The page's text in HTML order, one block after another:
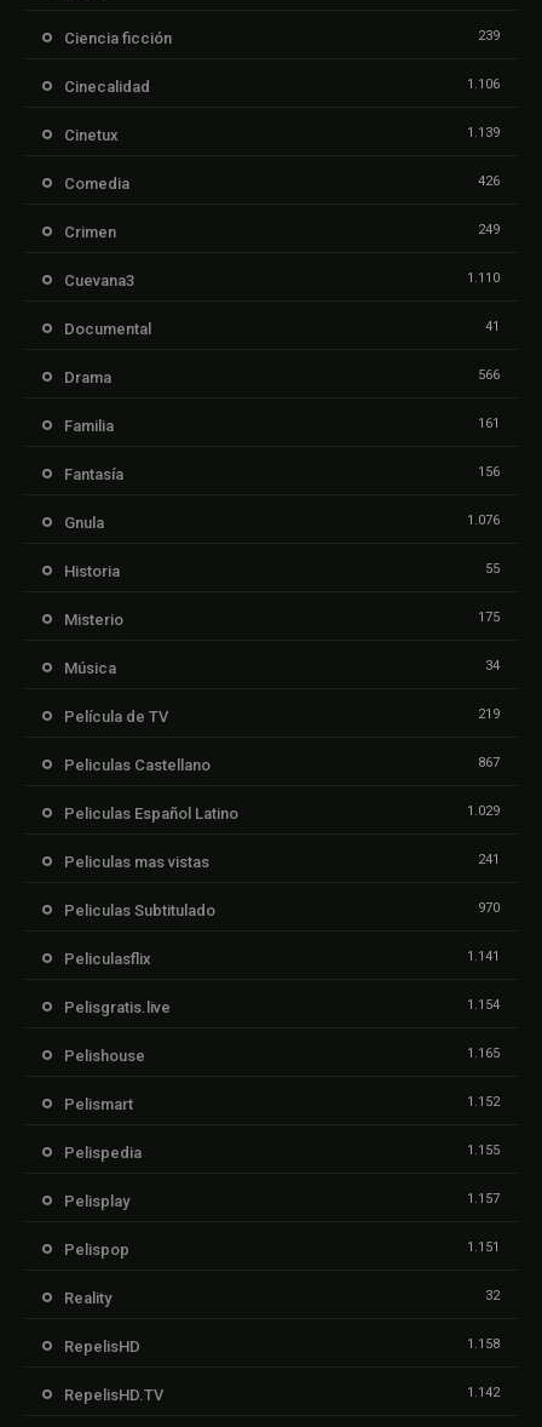
Ciencia ficción 239
Cinecalidad 1.106
Cinetux 1.139
Comedia 426
Crimen 249
Cuevana3 1.110
Documental 41
Drama 566
Familia 161
Fantasía 156
Gnula 1.076
Historia 55
Misterio 175
Música 34
Película de TV 219
Peliculas Castellano 867
Peliculas Español Latino 1.029
Peliculas mas vistas 241
Peliculas Subtitulado 970
Peliculasflix 1.141
Pelisgratis.live 1.154
Pelishouse 1.165
Pelismart 1.152
Pelispedia 1.155
Pelisplay 1.157
Pelispop 1.151
Reality 32
RepelisHD 1.158
RepelisHD.TV 1.142